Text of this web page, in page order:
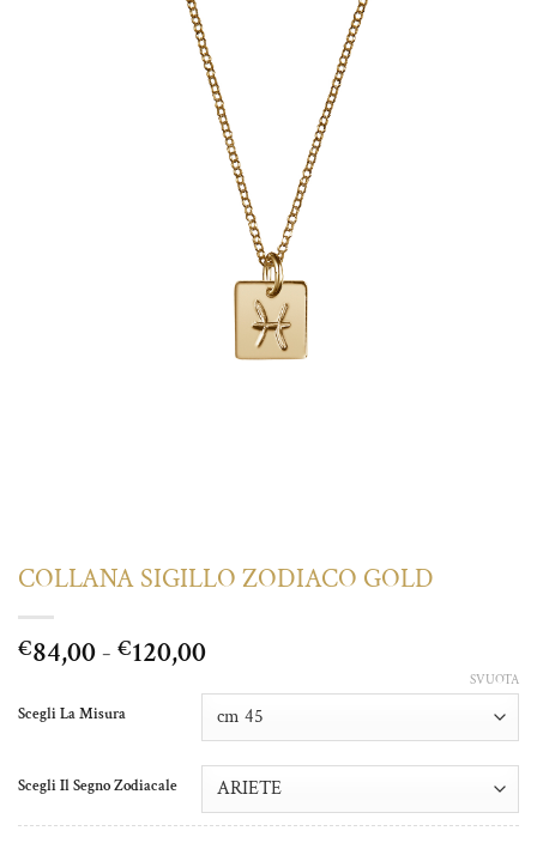
COLLANA SIGILLO ZODIACO GOLD
€84,00- €120,00Fascia
prezzo:
da
€84,00
a
€120,00
Scegli La Misura
Scegli Il Segno Zodiacale
SVUOTA